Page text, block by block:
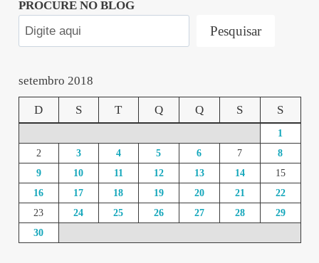
PROCURE NO BLOG
Pesquisar
setembro 2018
D S T Q Q S S
1
2
3 4 5 6 7
8
9
10 11 12 13 14
15
16
17 18 19 20 21
22
23
24 25 26 27 28
29
30